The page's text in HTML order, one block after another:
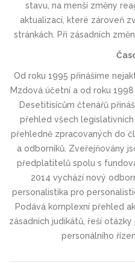
stavu, na menší změny
aktualizací, které zároveň
stránkách. Při zásadních
Od roku 1995 přinášíme
Mzdová účetní a od roku
Desetitisícům čtenářů
přehled všech
přehledně zpracovaných do
a odborníků. Zveřejňovány
předplatitelů spolu s
2014 vychází nový
personalistika pro
Podává komplexní přehled
zásadních judikátů, řeší
personálního